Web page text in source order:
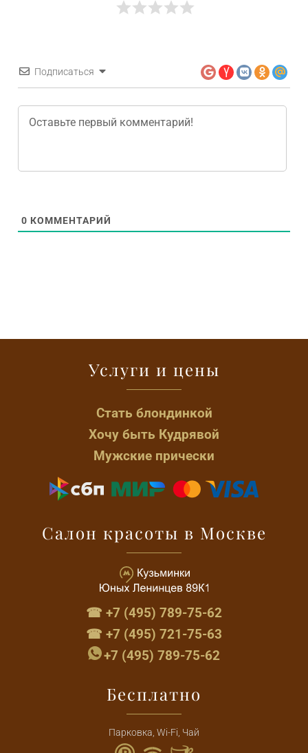
Подписаться
0 КОММЕНТАРИЙ
Услуги и цены
Стать блондинкой
Хочу быть Кудрявой
Мужские прически
Салон красоты в Москве
☎ +7 (495) 789-75-62
☎ +7 (495) 721-75-63
+7 (495) 789-75-62
Бесплатно
Парковка, Wi-Fi, Чай